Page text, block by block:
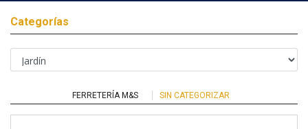
Categorías
FERRETERÍA M&S SIN CATEGORIZAR